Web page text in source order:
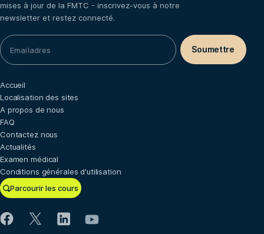
mises à jour de la FMTC - inscrivez-vous à notre
newsletter et restez connecté.
Parcourir les cours
Accueil
Localisation des sites
A propos de nous
FAQ
Contactez nous
Actualités
Examen médical
Conditions générales d'utilisation